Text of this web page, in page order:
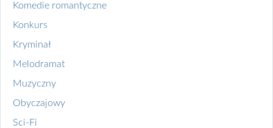
Komedie romantyczne
Konkurs
Kryminał
Melodramat
Muzyczny
Obyczajowy
Sci-Fi